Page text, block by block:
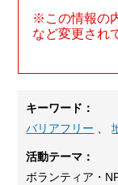
※この情報の
など変更され
キーワード：
バリアフリー 、
活動テーマ：
ボランティア・